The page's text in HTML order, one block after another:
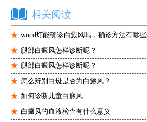
相关阅读
wood灯能确诊白癜风吗，确诊方法有哪些
腿部白癜风怎样诊断呢？
腿部白癜风怎样诊断呢？
怎么辨别白斑是否为白癜风？
如何诊断儿童白癜风
白癜风的血液检查有什么意义